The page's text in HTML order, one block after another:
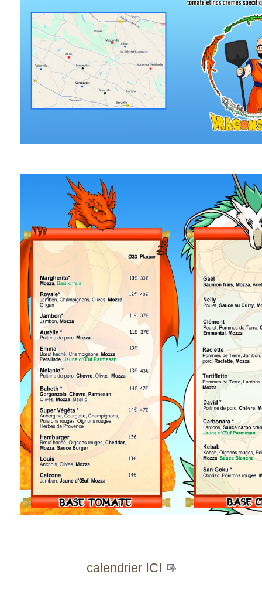
calendrier ICI